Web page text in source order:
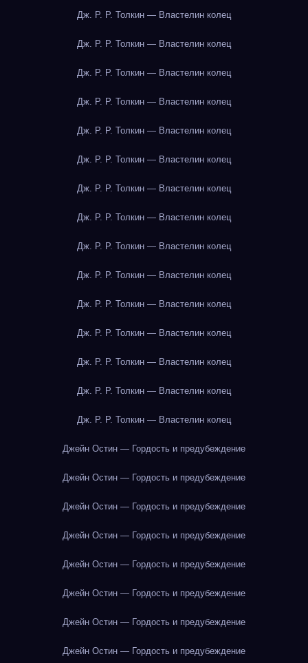
Дж. Р. Р. Толкин — Властелин колец
Дж. Р. Р. Толкин — Властелин колец
Дж. Р. Р. Толкин — Властелин колец
Дж. Р. Р. Толкин — Властелин колец
Дж. Р. Р. Толкин — Властелин колец
Дж. Р. Р. Толкин — Властелин колец
Дж. Р. Р. Толкин — Властелин колец
Дж. Р. Р. Толкин — Властелин колец
Дж. Р. Р. Толкин — Властелин колец
Дж. Р. Р. Толкин — Властелин колец
Дж. Р. Р. Толкин — Властелин колец
Дж. Р. Р. Толкин — Властелин колец
Дж. Р. Р. Толкин — Властелин колец
Дж. Р. Р. Толкин — Властелин колец
Дж. Р. Р. Толкин — Властелин колец
Джейн Остин — Гордость и предубеждение
Джейн Остин — Гордость и предубеждение
Джейн Остин — Гордость и предубеждение
Джейн Остин — Гордость и предубеждение
Джейн Остин — Гордость и предубеждение
Джейн Остин — Гордость и предубеждение
Джейн Остин — Гордость и предубеждение
Джейн Остин — Гордость и предубеждение